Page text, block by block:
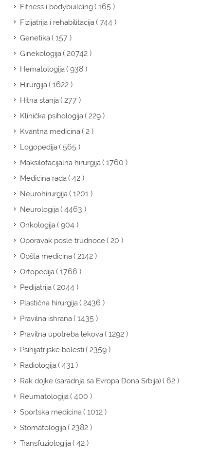
Fitness i bodybuilding( 165 )
Fizijatrija i rehabilitacija( 744 )
Genetika( 157 )
Ginekologija( 20742 )
Hematologija( 938 )
Hirurgija( 1622 )
Hitna stanja( 277 )
Klinička psihologija( 229 )
Kvantna medicina( 2 )
Logopedija( 565 )
Maksilofacijalna hirurgija( 1760 )
Medicina rada( 42 )
Neurohirurgija( 1201 )
Neurologija( 4463 )
Onkologija( 904 )
Oporavak posle trudnoće( 20 )
Opšta medicina( 2142 )
Ortopedija( 1766 )
Pedijatrija( 2044 )
Plastična hirurgija( 2436 )
Pravilna ishrana( 1435 )
Pravilna upotreba lekova( 1292 )
Psihijatrijske bolesti( 2359 )
Radiologija( 431 )
Rak dojke (saradnja sa Evropa Dona Srbija)( 62 )
Reumatologija( 400 )
Sportska medicina( 1012 )
Stomatologija( 2382 )
Transfuziologija( 42 )